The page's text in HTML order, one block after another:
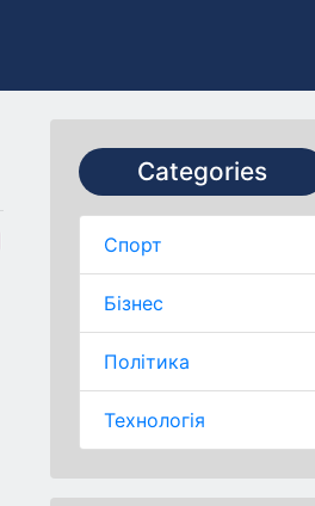
Categories
Спорт
Бізнес
Політика
Технологія